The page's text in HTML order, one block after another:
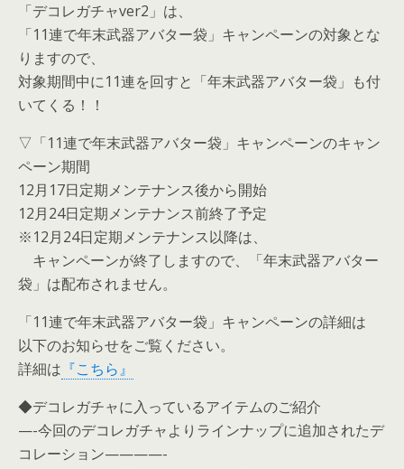
「デコレガチャver2」は、
「11連で年末武器アバター袋」キャンペーンの対象とな
りますので、
対象期間中に11連を回すと「年末武器アバター袋」も付
いてくる！！
▽「11連で年末武器アバター袋」キャンペーンのキャン
ペーン期間
12月17日定期メンテナンス後から開始
12月24日定期メンテナンス前終了予定
※12月24日定期メンテナンス以降は、
キャンペーンが終了しますので、「年末武器アバター
袋」は配布されません。
「11連で年末武器アバター袋」キャンペーンの詳細は
以下のお知らせをご覧ください。
詳細は 『こちら』
◆デコレガチャに入っているアイテムのご紹介
—-今回のデコレガチャよりラインナップに追加されたデ
コレーション————-